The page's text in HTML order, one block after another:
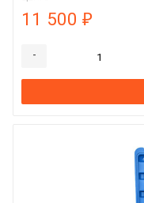
11 500 ₽
-